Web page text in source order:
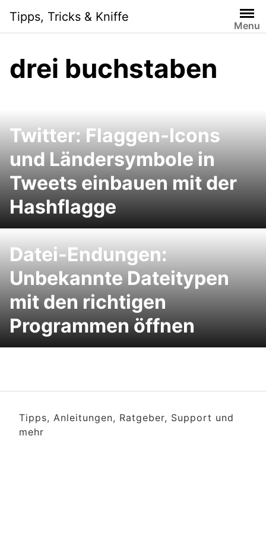
content
Tipps, Tricks & Kniffe
Menu
drei buchstaben
Twitter: Flaggen-Icons
und Ländersymbole in
Tweets einbauen mit der
Hashflagge
Datei-Endungen:
Unbekannte Dateitypen
mit den richtigen
Programmen öffnen
Tipps, Anleitungen, Ratgeber, Support und
mehr